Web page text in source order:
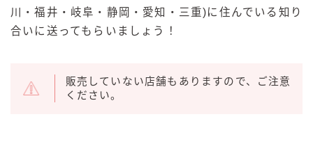
川・福井・岐阜・静岡・愛知・三重)に住んでいる知り
合いに送ってもらいましょう！
販売していない店舗もありますので、ご注意
ください。